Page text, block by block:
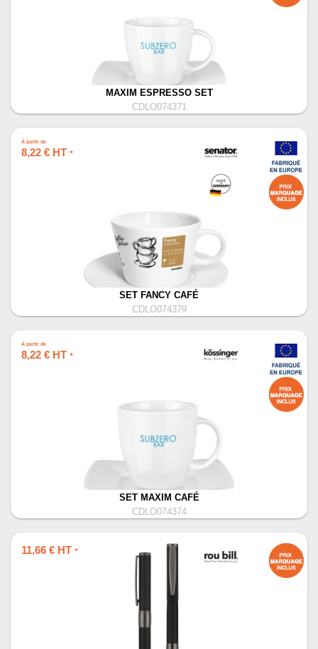
MAXIM ESPRESSO SET
CDLO074371
À partir de
8,22 € HT *
SET FANCY CAFÉ
CDLO074379
À partir de
8,22 € HT *
SET MAXIM CAFÉ
CDLO074374
11,66 € HT *